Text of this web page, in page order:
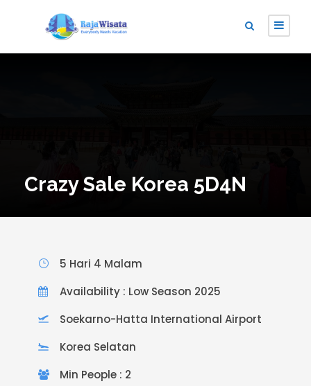
Crazy Sale Korea 5D4N
5 Hari 4 Malam
Availability : Low Season 2025
Soekarno-Hatta International Airport
Korea Selatan
Min People : 2